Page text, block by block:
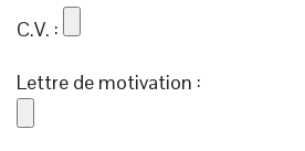
C.V. :
Lettre de motivation :